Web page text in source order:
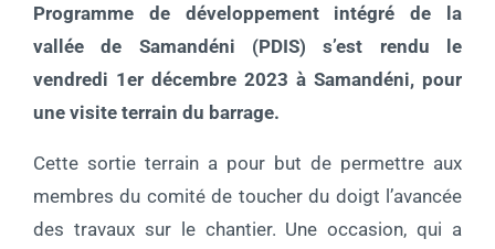
Programme de développement intégré de la
vallée de Samandéni (PDIS) s’est rendu le
vendredi 1er décembre 2023 à Samandéni, pour
une visite terrain du barrage.
Cette sortie terrain a pour but de permettre aux
membres du comité de toucher du doigt l’avancée
des travaux sur le chantier. Une occasion, qui a